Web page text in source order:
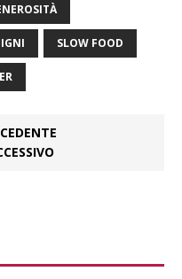
SLOW FOOD